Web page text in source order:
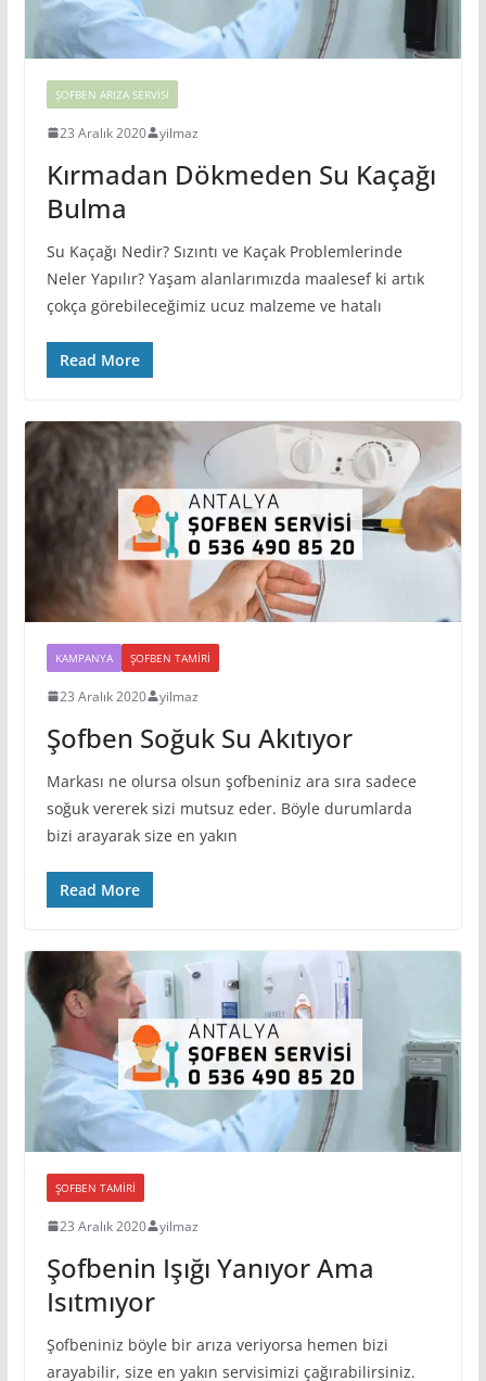
ŞOFBEN ARIZA SERVISI
23 Aralık 2020 yilmaz
Kırmadan Dökmeden Su Kaçağı
Bulma
Su Kaçağı Nedir? Sızıntı ve Kaçak Problemlerinde
Neler Yapılır? Yaşam alanlarımızda maalesef ki artık
çokça görebileceğimiz ucuz malzeme ve hatalı
Read More
KAMPANYA ŞOFBEN TAMIRI
23 Aralık 2020 yilmaz
Şofben Soğuk Su Akıtıyor
Markası ne olursa olsun şofbeniniz ara sıra sadece
soğuk vererek sizi mutsuz eder. Böyle durumlarda
bizi arayarak size en yakın
Read More
ŞOFBEN TAMIRI
23 Aralık 2020 yilmaz
Şofbenin Işığı Yanıyor Ama
Isıtmıyor
Şofbeniniz böyle bir arıza veriyorsa hemen bizi
arayabilir, size en yakın servisimizi çağırabilirsiniz.